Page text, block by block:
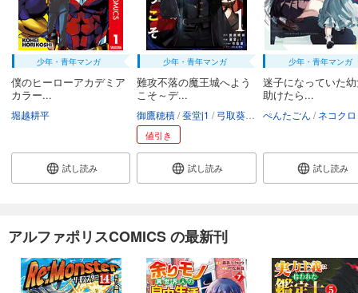
少年・青年マンガ
僕のヒーローアカデミア
カラー...
堀越耕平
試し読み
少年・青年マンガ
難攻不落の魔王城へよう
こそ～デ...
御鷹穂積 蚕堂j1 弓取葵 ユウヒ
値引き
試し読み
少年・青年マンガ
迷子になっていた
助けたら...
ぺんたごん ネコクロ
試し読み
アルファポリスCOMICS の最新刊